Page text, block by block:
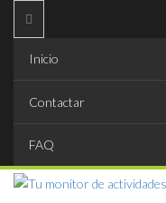
Inicio
Contactar
FAQ